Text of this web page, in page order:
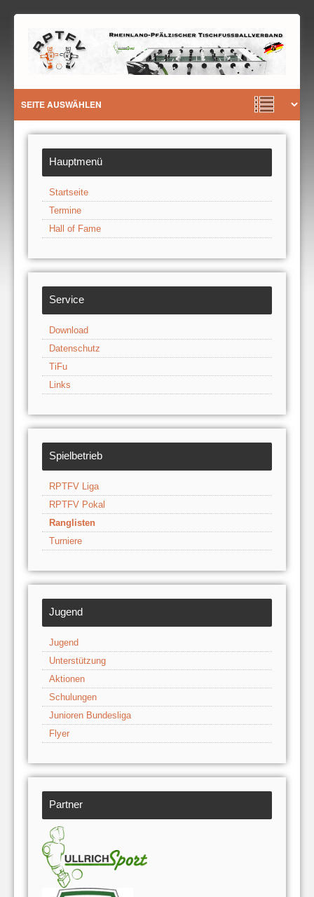
Hauptmenü
Startseite
Termine
Hall of Fame
Service
Download
Datenschutz
TiFu
Links
Spielbetrieb
RPTFV Liga
RPTFV Pokal
Ranglisten
Turniere
Jugend
Jugend
Unterstützung
Aktionen
Schulungen
Junioren Bundesliga
Flyer
Partner